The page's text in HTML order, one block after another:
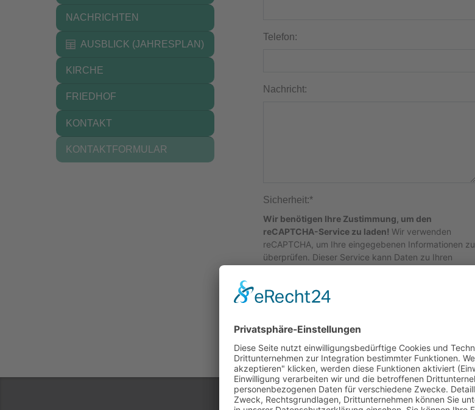
NACHRICHTEN
AUSBLICK (JAHRESPLAN)
KIRCHE
FRIEDHOF
KONTAKT
KONTAKTFORMULAR
Telefon:
Nachricht:
Sicherheit:*
Wir benötigen Ihre Zustimmung, um den
reCAPTCHA-Service zu laden! Wir verwenden
reCAPTCHA, um Ihre eingegebenen Informationen zu
überprüfen. Dieser Service kann Daten zu Ihren
fortzufahren.